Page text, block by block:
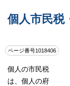
個人市民税
ページ番号1018406
個人の市民税
は、個人の府